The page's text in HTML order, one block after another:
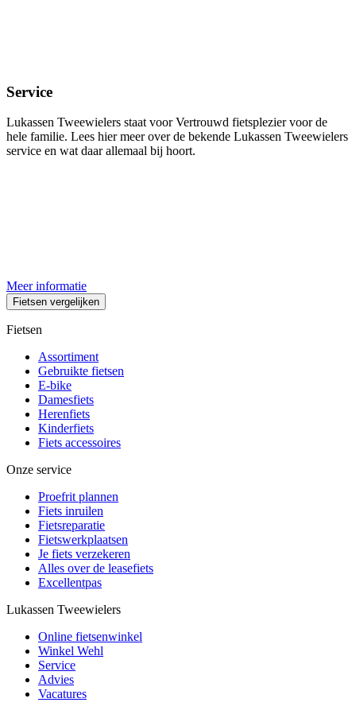
Service
Lukassen Tweewielers staat voor Vertrouwd fietsplezier voor de
hele familie. Lees hier meer over de bekende Lukassen Tweewielers
service en wat daar allemaal bij hoort.
Meer informatie
Fietsen vergelijken
Fietsen
Assortiment
Gebruikte fietsen
E-bike
Damesfiets
Herenfiets
Kinderfiets
Fiets accessoires
Onze service
Proefrit plannen
Fiets inruilen
Fietsreparatie
Fietswerkplaatsen
Je fiets verzekeren
Alles over de leasefiets
Excellentpas
Lukassen Tweewielers
Online fietsenwinkel
Winkel Wehl
Service
Advies
Vacatures